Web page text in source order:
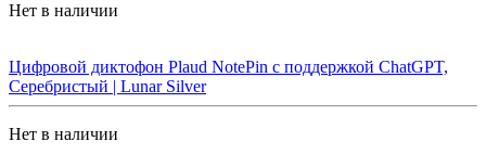
Нет в наличии
Цифровой диктофон Plaud NotePin с поддержкой ChatGPT,
Серебристый | Lunar Silver
Нет в наличии